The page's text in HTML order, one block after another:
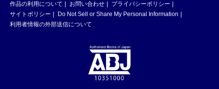
作品の利用について
お問い合わせ
プライバシーポリシー
サイトポリシー
Do Not Sell or Share My Personal Information
利用者情報の外部送信について